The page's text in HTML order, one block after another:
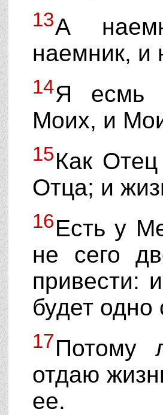
13А
наемник, и
14Я есмь
Моих, и
15Как
Отца; и
16Есть у
не сего
привести:
будет
17Потому
отдаю
ее.